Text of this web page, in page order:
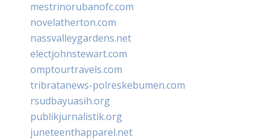
mestrinorubanofc.com
novelatherton.com
nassvalleygardens.net
electjohnstewart.com
omptourtravels.com
tribratanews-polreskebumen.com
rsudbayuasih.org
publikjurnalistik.org
juneteenthapparel.net